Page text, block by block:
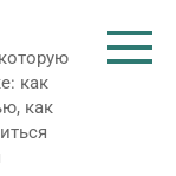
как
как